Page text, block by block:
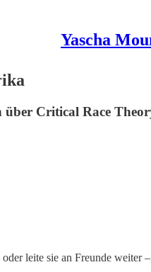
Yascha
Critical Race
leite sie an Freunde weiter